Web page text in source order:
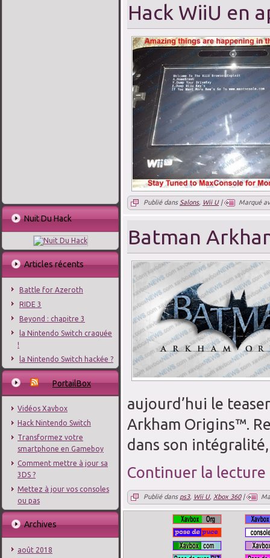
Nuit Du Hack
Articles récents
Battle for Azeroth
RIDE 3
Beyond : chapitre 3
la Nintendo Switch craquée
!
la Nintendo Switch hackée ?
PortailBox
Vidéos Xavbox
Hack Nintendo Switch
Transformez votre
smartphone en Gameboy
Comment mettre à jour sa
3DS ?
Mettez à jour vos consoles
ou pas
Archives
août 2018
Hack WiiU en
Publié dans Salons, Wii U| Marqué
Batman
aujourd’hui le
Arkham Origins™.
dans son
Continuer la lecture
Publié dans ps3, Wii U, Xbox 360|